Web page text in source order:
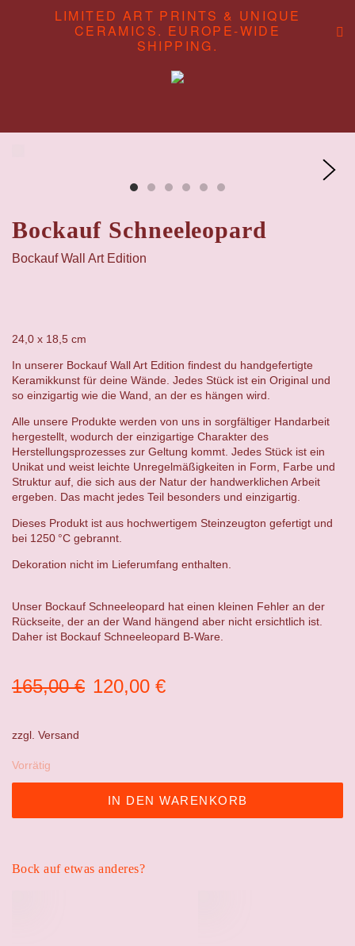
LIMITED ART PRINTS & UNIQUE
CERAMICS. EUROPE-WIDE
SHIPPING.
CONTENT STUDIO
Bockauf Schneeleopard
zzgl. Versand
Bockauf Wall Art Edition
165,00€ Ursprünglicher
120,00 €
Vorrätig
IN DEN WARENKORB
24,0 x 18,5 cm
In unserer Bockauf Wall Art Edition findest du handgefertigte
Keramikkunst für deine Wände. Jedes Stück ist ein Original und
so einzigartig wie die Wand, an der es hängen wird.
Alle unsere Produkte werden von uns in sorgfältiger Handarbeit
hergestellt, wodurch der einzigartige Charakter des
Herstellungsprozesses zur Geltung kommt. Jedes Stück ist ein
Unikat und weist leichte Unregelmäßigkeiten in Form, Farbe und
Struktur auf, die sich aus der Natur der handwerklichen Arbeit
ergeben. Das macht jedes Teil besonders und einzigartig.
Dieses Produkt ist aus hochwertigem Steinzeugton gefertigt und
bei 1250 °C gebrannt.
Dekoration nicht im Lieferumfang enthalten.
Unser Bockauf Schneeleopard hat einen kleinen Fehler an der
Rückseite, der an der Wand hängend aber nicht ersichtlich ist.
Daher ist Bockauf Schneeleopard B-Ware.
Bock auf etwas anderes?